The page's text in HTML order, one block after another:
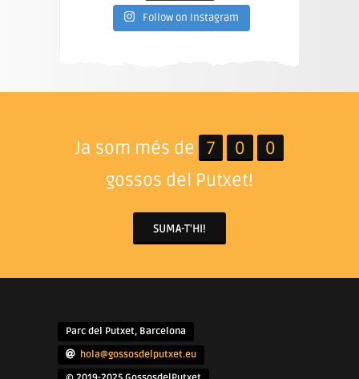
Follow on Instagram
Ja som més de 7 0
0
gossos del Putxet!
SUMA-T'HI!
Parc del Putxet, Barcelona
hola@gossosdelputxet.eu